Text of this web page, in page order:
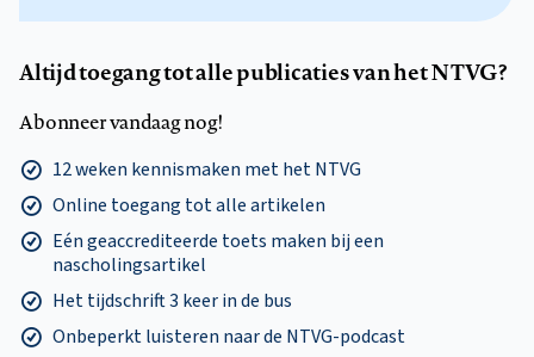
Altijd toegang tot alle publicaties van het NTVG?
Abonneer vandaag nog!
12 weken kennismaken met het NTVG
Online toegang tot alle artikelen
Eén geaccrediteerde toets maken bij een
nascholingsartikel
Het tijdschrift 3 keer in de bus
Onbeperkt luisteren naar de NTVG-podcast